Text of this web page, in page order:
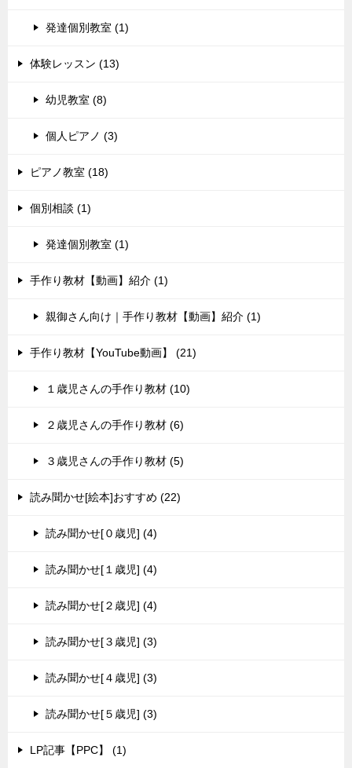
発達個別教室 (1)
体験レッスン (13)
幼児教室 (8)
個人ピアノ (3)
ピアノ教室 (18)
個別相談 (1)
発達個別教室 (1)
手作り教材【動画】紹介 (1)
親御さん向け｜手作り教材【動画】紹介 (1)
手作り教材【YouTube動画】 (21)
１歳児さんの手作り教材 (10)
２歳児さんの手作り教材 (6)
３歳児さんの手作り教材 (5)
読み聞かせ[絵本]おすすめ (22)
読み聞かせ[０歳児] (4)
読み聞かせ[１歳児] (4)
読み聞かせ[２歳児] (4)
読み聞かせ[３歳児] (3)
読み聞かせ[４歳児] (3)
読み聞かせ[５歳児] (3)
LP記事【PPC】 (1)